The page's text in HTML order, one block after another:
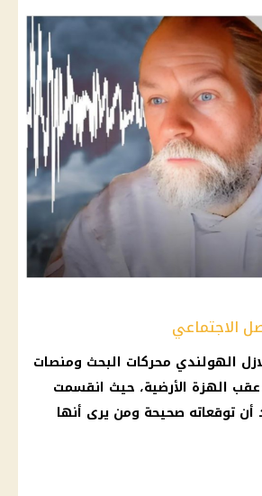
الاجتماعي
الهولندي محركات البحث ومنصات
عقب الهزة الأرضية، حيث انقسمت
أن توقعاته صحيحة ومن يرى أنها